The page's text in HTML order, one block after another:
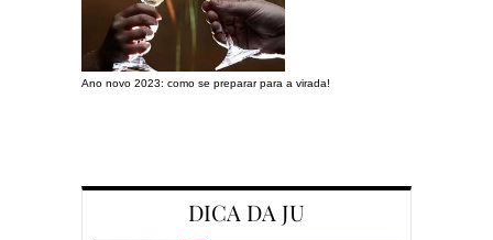
Ano novo 2023: como se preparar para a virada!
DICA DA JU